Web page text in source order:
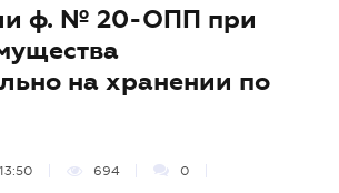
ф. № 20-ОПП при
на хранении по
694 0